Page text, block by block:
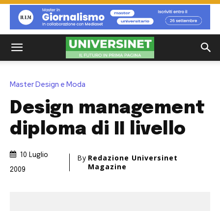
Master Design e Moda
Design management
diploma di II livello
10 Luglio
2009
By Redazione Universinet
Magazine